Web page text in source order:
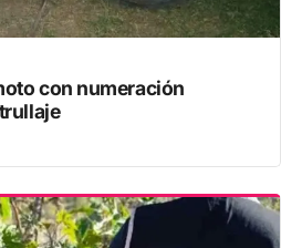
con numeración